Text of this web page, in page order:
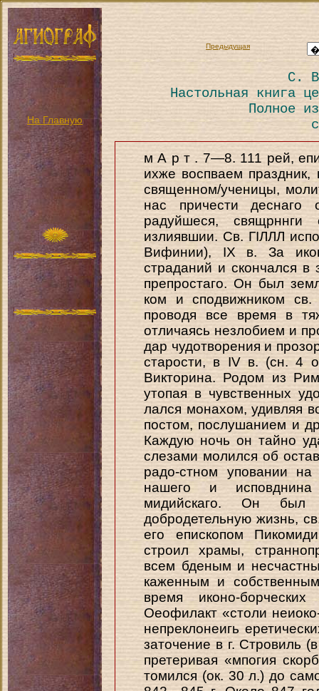
На Главную
Предыдущая
С.
Настольная книга
Полное
м А р т . 7—8. 111 рей,
ихже воспваем
священном/ученицы,
нас причести
радуйшеся,
излиявшии. Св. ГІЛЛЛ
Вифинии), IX в. За
страданий и скончался
препростаго. Он был
ком и сподвижником
проводя все время в
отличаясь незлобием и
дар чудотворения и
старости, в IV в. (сн. 4
Викторина. Родом из
утопая в чувственных
лался монахом, удивляя
постом, послушанием и
Каждую ночь он тайно
слезами молился об
радо-стном уповании
нашего и
мидийскаго. Он был
добродетельную жизнь,
его епископом
строил храмы,
всем бденым и
каженным и
время иконо-
Оеофилакт «столи
непреклонеигь
заточение в г. Стровиль
претеривая «мпогия
томился (ок. 30 л.) до